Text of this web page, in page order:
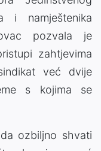
i namještenika
pozvala je
zahtjevima
već dvije
s kojima se
ozbiljno shvati